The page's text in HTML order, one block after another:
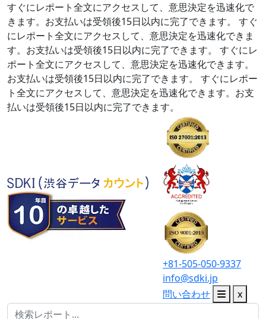
すぐにレポート全文にアクセスして、意思決定を迅速化で
きます。お支払いは受領後15日以内に完了できます。
すぐ
にレポート全文にアクセスして、意思決定を迅速化できま
す。お支払いは受領後15日以内に完了できます。
すぐにレ
ポート全文にアクセスして、意思決定を迅速化できます。
お支払いは受領後15日以内に完了できます。
すぐにレポー
ト全文にアクセスして、意思決定を迅速化できます。お支
払いは受領後15日以内に完了できます。
+81-505-050-9337
info@sdki.jp
問い合わせ
x